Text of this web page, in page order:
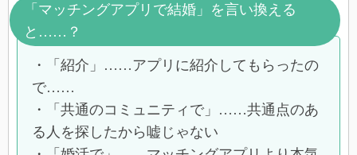
「マッチングアプリで結婚」を言い換える
と……？
・「紹介」……アプリに紹介してもらったの
で……
・「共通のコミュニティで」……共通点のあ
る人を探したから嘘じゃない